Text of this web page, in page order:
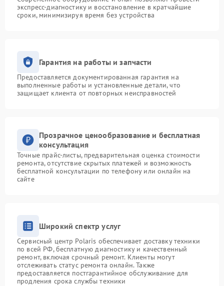
экспресс-диагностику и восстановление в кратчайшие
сроки, минимизируя время без устройства
Гарантия на работы и запчасти
Предоставляется документированная гарантия на
выполненные работы и установленные детали, что
защищает клиента от повторных неисправностей
Прозрачное ценообразование и бесплатная
консультация
Точные прайс-листы, предварительная оценка стоимости
ремонта, отсутствие скрытых платежей и возможность
бесплатной консультации по телефону или онлайн на
сайте
Широкий спектр услуг
Сервисный центр Polaris обеспечивает доставку техники
по всей РФ, бесплатную диагностику и качественный
ремонт, включая срочный ремонт. Клиенты могут
отслеживать статус ремонта онлайн. Также
предоставляется постгарантийное обслуживание для
продления срока службы техники